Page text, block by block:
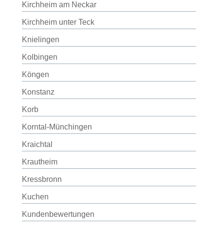
Kirchheim am Neckar
Kirchheim unter Teck
Knielingen
Kolbingen
Köngen
Konstanz
Korb
Korntal-Münchingen
Kraichtal
Krautheim
Kressbronn
Kuchen
Kundenbewertungen